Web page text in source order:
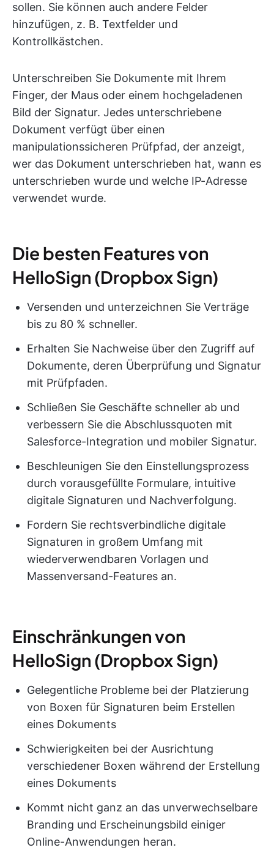
sollen. Sie können auch andere Felder
hinzufügen, z. B. Textfelder und
Kontrollkästchen.
Unterschreiben Sie Dokumente mit Ihrem
Finger, der Maus oder einem hochgeladenen
Bild der Signatur. Jedes unterschriebene
Dokument verfügt über einen
manipulationssicheren Prüfpfad, der anzeigt,
wer das Dokument unterschrieben hat, wann es
unterschrieben wurde und welche IP-Adresse
verwendet wurde.
Die besten Features von
HelloSign (Dropbox Sign)
Versenden und unterzeichnen Sie Verträge
bis zu 80 % schneller.
Erhalten Sie Nachweise über den Zugriff auf
Dokumente, deren Überprüfung und Signatur
mit Prüfpfaden.
Schließen Sie Geschäfte schneller ab und
verbessern Sie die Abschlussquoten mit
Salesforce-Integration und mobiler Signatur.
Beschleunigen Sie den Einstellungsprozess
durch vorausgefüllte Formulare, intuitive
digitale Signaturen und Nachverfolgung.
Fordern Sie rechtsverbindliche digitale
Signaturen in großem Umfang mit
wiederverwendbaren Vorlagen und
Massenversand-Features an.
Einschränkungen von
HelloSign (Dropbox Sign)
Gelegentliche Probleme bei der Platzierung
von Boxen für Signaturen beim Erstellen
eines Dokuments
Schwierigkeiten bei der Ausrichtung
verschiedener Boxen während der Erstellung
eines Dokuments
Kommt nicht ganz an das unverwechselbare
Branding und Erscheinungsbild einiger
Online-Anwendungen heran.